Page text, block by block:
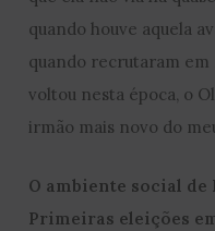
quando houve aquela
quando recrutaram em
voltou nesta época, o
irmão mais novo do
O ambiente social de
Primeiras eleições